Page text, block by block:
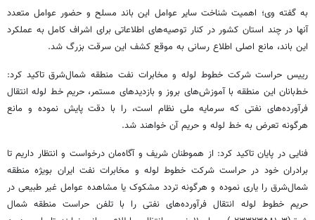
به گفته وی؛ اهمیت شناخت سایر عوامل این باند مسلح و حضور عوامل متعدد
آنها در چند استان کشور در کنار توصیه‌های اطلاعاتی برای اشراف کامل به عملکرد
این باند، مانع اصلی اطلاع رسانی به موقع کشف این سرقت بزرگ شد.
رییس حراست شرکت خطوط لوله و مخابرات نفت منطقه شمال‌شرق تاکید کرد:
خط‌بانان این منطقه با آموزش‌های بروز و بازدیدهای مستمر، حریم خط لوله انتقال
فرآورده‌های نفتی که سرمایه ملی نظام است، را با دقت پایش نموده و مانع
هرگونه تعرض به خط لوله و حریم آن خواهند شد.
فنایی در پایان تاکید کرد: از هموطنان شریف و آگاه‌مان درخواست و انتظار داریم تا
برادران خود در حراست شرکت خطوط لوله و مخابرات نفت ایران بویژه منطقه
شمال‌شرق را یاری نموده و هرگونه تردد مشکوک یا مشاهده عوامل غیر طبیعی در
حریم خطوط لوله انتقال فرآورده‌های نفتی را با تلفن حراست منطقه شمال